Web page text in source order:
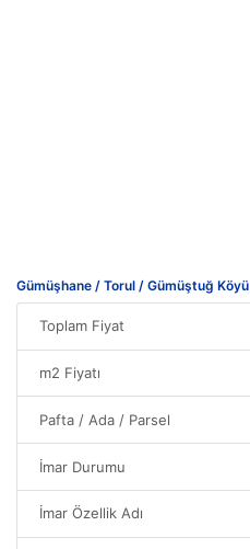
Gümüşhane / Torul / Gümüştuğ Köyü
Toplam Fiyat
m2 Fiyatı
Pafta / Ada / Parsel
İmar Durumu
İmar Özellik Adı